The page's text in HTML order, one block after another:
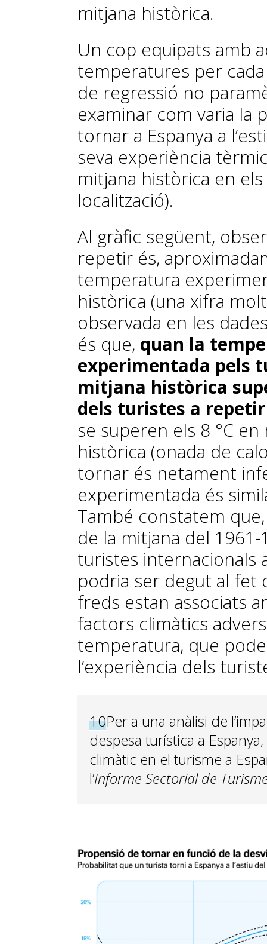
mitjana històrica.
Un cop equipats amb
temperatures per
de regressió no
examinar com varia la
tornar a Espanya a
seva experiència
mitjana històrica en
localització).
Al gràfic següent,
repetir és,
temperatura
històrica (una xifra
observada en les
és que, quan la
experimentada pels
mitjana històrica
dels turistes a
se superen els 8 °C
històrica (onada de
tornar és netament
experimentada és
També constatem
de la mitjana del
turistes internacionals
podria ser degut al fet
freds estan associats
factors climàtics
temperatura, que
l’experiència dels
10Per a una anàlisi de
despesa turística a
climàtic en el turisme a
l’Informe Sectorial de